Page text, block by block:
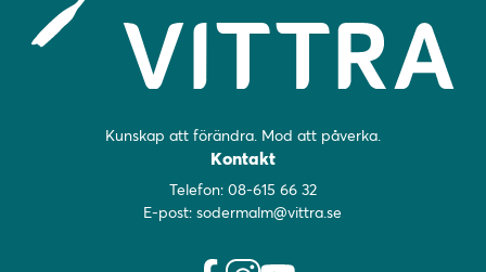
Kunskap att förändra. Mod att påverka.
Kontakt
Telefon: 08-615 66 32
E-post:sodermalm@vittra.se